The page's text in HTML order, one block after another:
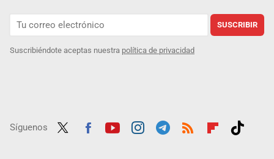
SUSCRIBIR
Suscribiéndote aceptas nuestra política de privacidad
Síguenos